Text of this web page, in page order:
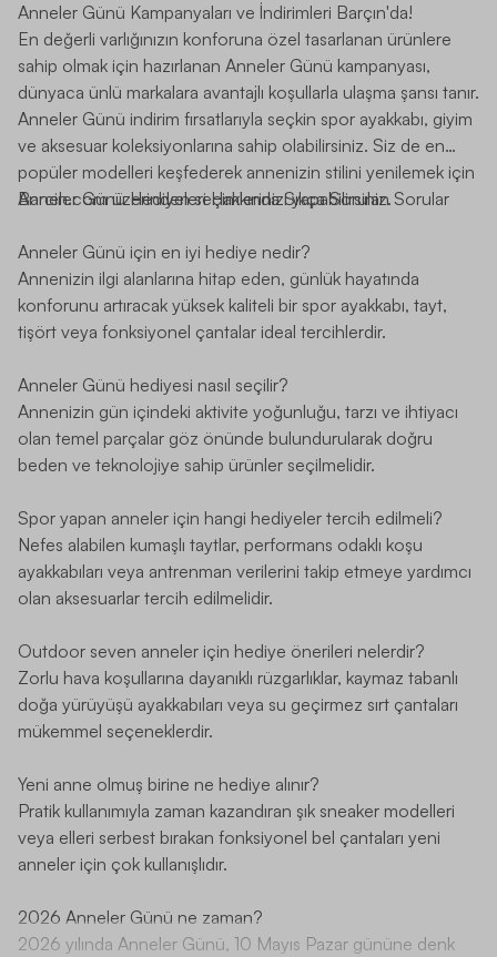
Anneler Günü Kampanyaları ve İndirimleri Barçın'da!
En değerli varlığınızın konforuna özel tasarlanan ürünlere
sahip olmak için hazırlanan Anneler Günü kampanyası,
dünyaca ünlü markalara avantajlı koşullarla ulaşma şansı tanır.
Anneler Günü indirim fırsatlarıyla seçkin spor ayakkabı, giyim
ve aksesuar koleksiyonlarına sahip olabilirsiniz. Siz de en
popüler modelleri keşfederek annenizin stilini yenilemek için
Barcin.comüzerinden seçimlerinizi yapabilirsiniz.
Anneler Günü Hediyeleri Hakkında Sıkça Sorulan Sorular
Anneler Günü için en iyi hediye nedir?
Annenizin ilgi alanlarına hitap eden, günlük hayatında
konforunu artıracak yüksek kaliteli bir spor ayakkabı, tayt,
tişört veya fonksiyonel çantalar ideal tercihlerdir.
Anneler Günü hediyesi nasıl seçilir?
Annenizin gün içindeki aktivite yoğunluğu, tarzı ve ihtiyacı
olan temel parçalar göz önünde bulundurularak doğru
beden ve teknolojiye sahip ürünler seçilmelidir.
Spor yapan anneler için hangi hediyeler tercih edilmeli?
Nefes alabilen kumaşlı taytlar, performans odaklı koşu
ayakkabıları veya antrenman verilerini takip etmeye yardımcı
olan aksesuarlar tercih edilmelidir.
Outdoor seven anneler için hediye önerileri nelerdir?
Zorlu hava koşullarına dayanıklı rüzgarlıklar, kaymaz tabanlı
doğa yürüyüşü ayakkabıları veya su geçirmez sırt çantaları
mükemmel seçeneklerdir.
Yeni anne olmuş birine ne hediye alınır?
Pratik kullanımıyla zaman kazandıran şık sneaker modelleri
veya elleri serbest bırakan fonksiyonel bel çantaları yeni
anneler için çok kullanışlıdır.
2026 Anneler Günü ne zaman?
2026 yılında Anneler Günü, 10 Mayıs Pazar gününe denk